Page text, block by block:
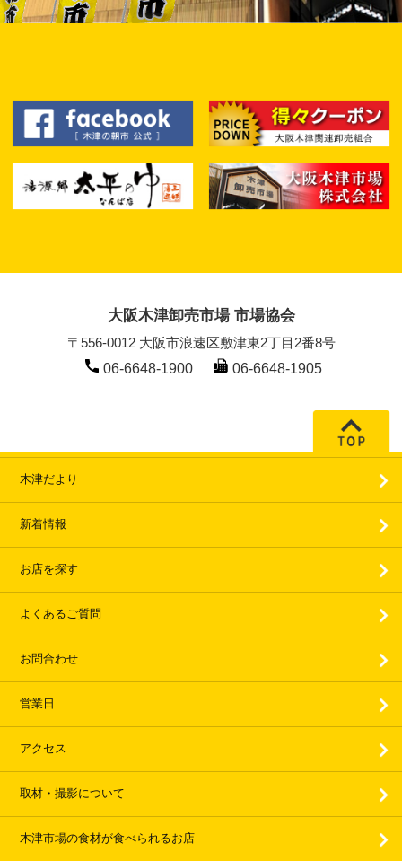
大阪木津卸売市場 市場協会
〒556-0012 大阪市浪速区敷津東2丁目2番8号
06-6648-1900
06-6648-1905
木津だより
新着情報
お店を探す
よくあるご質問
お問合わせ
営業日
アクセス
取材・撮影について
木津市場の食材が食べられるお店